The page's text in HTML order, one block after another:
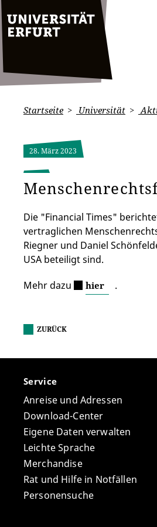
Startseite Universität
28. März 2023
Die "Financial Times"
vertraglichen
Riegner und Daniel
USA beteiligt sind.
Mehr dazu
hier .
ZURÜCK
Service
Anreise und Adressen
Download-Center
Eigene Daten verwalten
Leichte Sprache
Merchandise
Rat und Hilfe in Notfällen
Personensuche